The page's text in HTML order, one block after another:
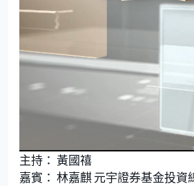
主持： 黃國禧
嘉賓： 林嘉麒 元宇證券基金投資